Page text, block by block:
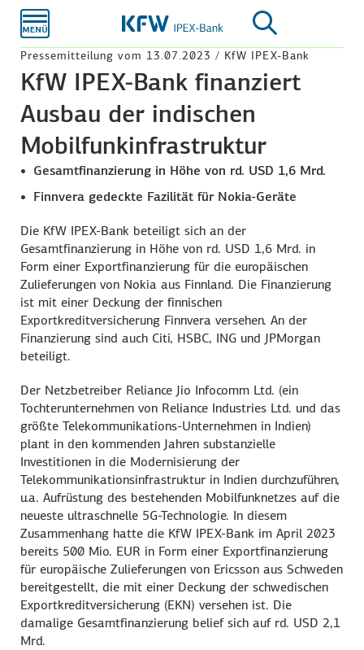
Hauptinhalt
Pressemitteilung vom 13.07.2023 / KfW IPEX-Bank
KfW IPEX-Bank finanziert
Ausbau der indischen
Mobilfunkinfrastruktur
Gesamtfinanzierung in Höhe von rd. USD 1,6 Mrd.
Finnvera gedeckte Fazilität für Nokia-Geräte
Die KfW IPEX-Bank beteiligt sich an der
Gesamtfinanzierung in Höhe von rd. USD 1,6 Mrd. in
Form einer Exportfinanzierung für die europäischen
Zulieferungen von Nokia aus Finnland. Die Finanzierung
ist mit einer Deckung der finnischen
Exportkreditversicherung Finnvera versehen. An der
Finanzierung sind auch Citi, HSBC, ING und JPMorgan
beteiligt.
Der Netzbetreiber Reliance Jio Infocomm Ltd. (ein
Tochterunternehmen von Reliance Industries Ltd. und das
größte Telekommunikations-Unternehmen in Indien)
plant in den kommenden Jahren substanzielle
Investitionen in die Modernisierung der
Telekommunikationsinfrastruktur in Indien durchzuführen,
u.a. Aufrüstung des bestehenden Mobilfunknetzes auf die
neueste ultraschnelle 5G-Technologie. In diesem
Zusammenhang hatte die KfW IPEX-Bank im April 2023
bereits 500 Mio. EUR in Form einer Exportfinanzierung
für europäische Zulieferungen von Ericsson aus Schweden
bereitgestellt, die mit einer Deckung der schwedischen
Exportkreditversicherung (EKN) versehen ist. Die
damalige Gesamtfinanzierung belief sich auf rd. USD 2,1
Mrd.